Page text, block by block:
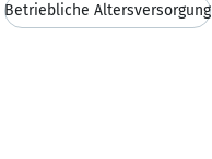
Betriebliche Altersversorgung